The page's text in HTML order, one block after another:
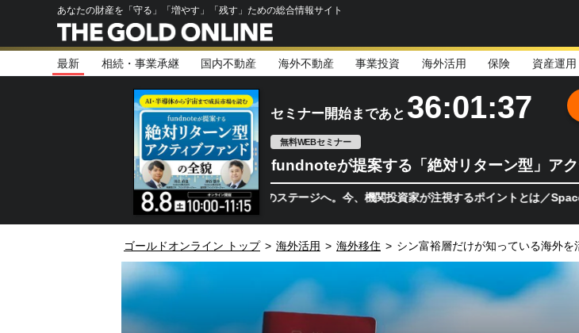
あなたの財産を「守る」「増やす」「残す」ための総合情報サイト
最新 相続・事業承継 国内不動産 海外不動産 事業投資 海外活用 保険 資産運用
セミナー開始まであと 36:01:35
無料WEBセミナー
fundnoteが提案する「絶対リターン型」アク
半導体相場は次のステージへ。今、機関投資家が注視するポイントとは／SpaceX上場
ゴールドオンライン トップ > 海外活用 > 海外移住 >